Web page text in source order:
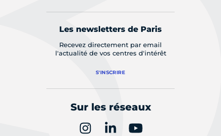
Les newsletters de Paris
Recevez directement par email
l'actualité de vos centres d'intérêt
S'INSCRIRE
Sur les réseaux